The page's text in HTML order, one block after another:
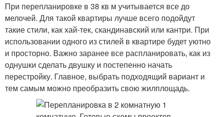
При перепланировке в 38 кв м учитывается все до
мелочей. Для такой квартиры лучше всего подойдут
такие стили, как хай-тек, скандинавский или кантри. При
использовании одного из стилей в квартире будет уютно
и просторно. Важно заранее все распланировать, как из
однушки сделать двушку и постепенно начать
перестройку. Главное, выбрать подходящий вариант и
тем самым можно преобразить свою жилплощадь.